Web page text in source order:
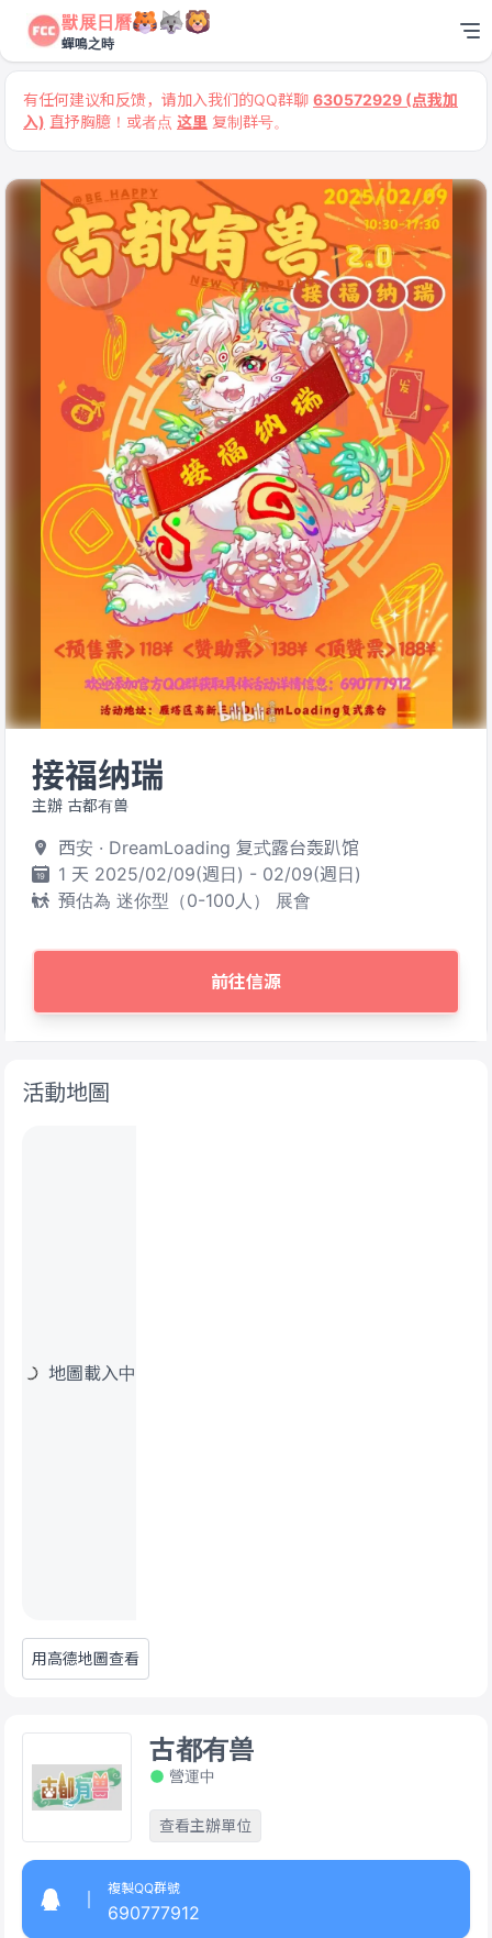
獸展日曆
蟬鳴之時
有任何建议和反馈，请加入我们的QQ群聊 630572929 (点我加
入) 直抒胸臆！或者点 这里 复制群号。
接福纳瑞
主辦 古都有兽
西安 · DreamLoading 复式露台轰趴馆
1 天 2025/02/09(週日) - 02/09(週日)
預估為 迷你型（0-100人） 展會
前往信源
活動地圖
地圖載入中
用高德地圖查看
古都有兽
營運中
查看主辦單位
複製QQ群號
690777912